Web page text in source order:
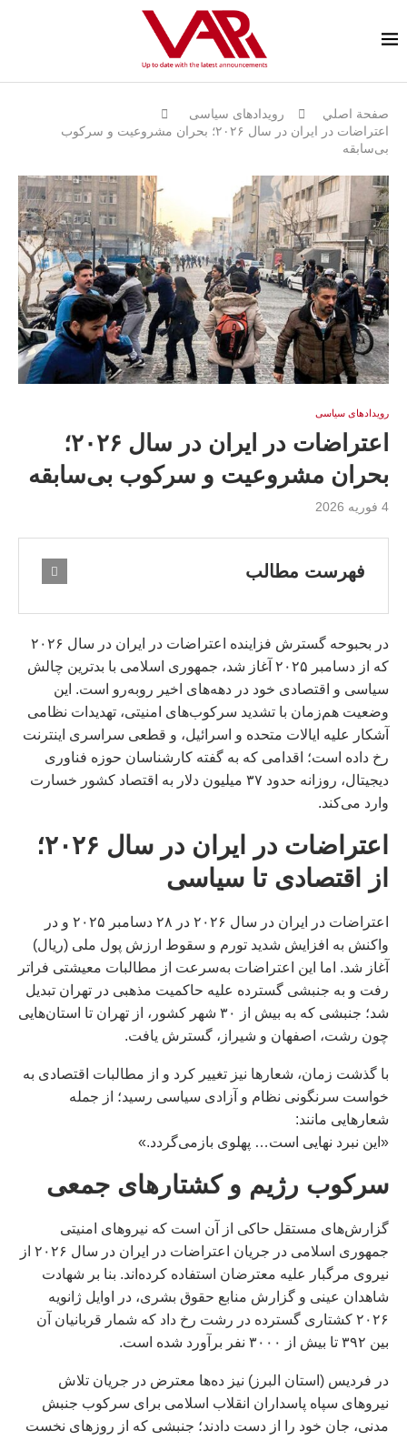
صفحة اصلي
رویدادهای سیاسی
اعتراضات در ایران در سال ۲۰۲۶؛ بحران مشروعیت و سرکوب
بی‌سابقه
رویدادهای سیاسی
اعتراضات در ایران در سال ۲۰۲۶؛
بحران مشروعیت و سرکوب بی‌سابقه
4 فوریه 2026
فهرست مطالب
در بحبوحه گسترش فزاینده اعتراضات در ایران در سال ۲۰۲۶
که از دسامبر ۲۰۲۵ آغاز شد، جمهوری اسلامی با بدترین چالش
سیاسی و اقتصادی خود در دهه‌های اخیر روبه‌رو است. این
وضعیت هم‌زمان با تشدید سرکوب‌های امنیتی، تهدیدات نظامی
آشکار علیه ایالات متحده و اسرائیل، و قطعی سراسری اینترنت
رخ داده است؛ اقدامی که به گفته کارشناسان حوزه فناوری
دیجیتال، روزانه حدود ۳۷ میلیون دلار به اقتصاد کشور خسارت
وارد می‌کند.
اعتراضات در ایران در سال ۲۰۲۶؛
از اقتصادی تا سیاسی
اعتراضات در ايران در سال ۲۰۲۶ در ۲۸ دسامبر ۲۰۲۵ و در
واکنش به افزایش شدید تورم و سقوط ارزش پول ملی (ریال)
آغاز شد. اما این اعتراضات به‌سرعت از مطالبات معیشتی فراتر
رفت و به جنبشی گسترده علیه حاکمیت مذهبی در تهران تبدیل
شد؛ جنبشی که به بیش از ۳۰ شهر کشور، از تهران تا استان‌هایی
چون رشت، اصفهان و شیراز، گسترش یافت.
با گذشت زمان، شعارها نیز تغییر کرد و از مطالبات اقتصادی به
خواست سرنگونی نظام و آزادی سیاسی رسید؛ از جمله
شعارهایی مانند:
«این نبرد نهایی است… پهلوی بازمی‌گردد.»
سرکوب رژیم و کشتارهای جمعی
گزارش‌های مستقل حاکی از آن است که نیروهای امنیتی
جمهوری اسلامی در جریان اعتراضات در ايران در سال ۲۰۲۶ از
نیروی مرگبار علیه معترضان استفاده کرده‌اند. بنا بر شهادت
شاهدان عینی و گزارش منابع حقوق بشری، در اوایل ژانویه
۲۰۲۶ کشتاری گسترده در رشت رخ داد که شمار قربانیان آن
بین ۳۹۲ تا بیش از ۳۰۰۰ نفر برآورد شده است.
در فردیس (استان البرز) نیز ده‌ها معترض در جریان تلاش
نیروهای سپاه پاسداران انقلاب اسلامی برای سرکوب جنبش
مدنی، جان خود را از دست دادند؛ جنبشی که از روزهای نخست